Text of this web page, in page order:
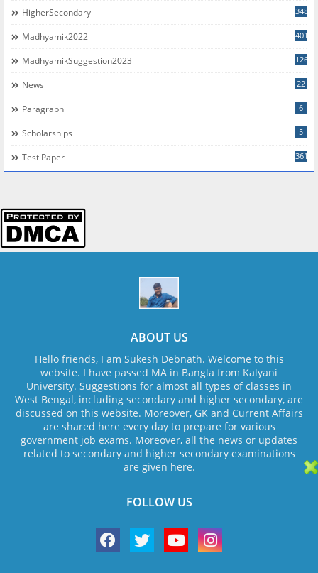
HigherSecondary 348
Madhyamik2022 401
MadhyamikSuggestion2023 126
News 22
Paragraph 6
Scholarships 5
Test Paper 361
ABOUT US
Hello friends, I am Sukesh Debnath. Welcome to this
website. I have passed MA in Bangla from Kalyani
University. Suggestions for almost all types of classes in
West Bengal, including secondary and higher secondary, are
discussed on this website. Moreover, GK and Current Affairs
are shared here every day to prepare for various
government job exams. Moreover, all the news or updates
related to secondary and higher secondary examinations
are given here.
FOLLOW US